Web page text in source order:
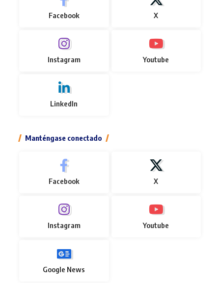
Facebook X
Instagram Youtube
LinkedIn
Manténgase conectado
Facebook X
Instagram Youtube
Google News